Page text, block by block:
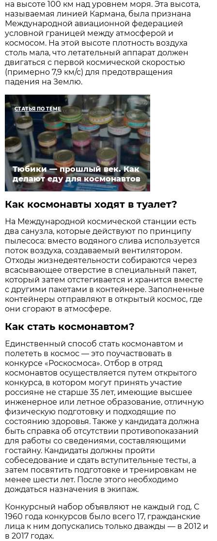
на высоте 100 км над уровнем моря. Эта высота,
называемая линией Кармана, была признана
Международной авиационной федерацией
условной границей между атмосферой и
космосом. На этой высоте плотность воздуха
столь мала, что летательный аппарат должен
двигаться с первой космической скоростью
(примерно 7,9 км/с) для предотвращения
падения на Землю.
СТАТЬЯ ПО ТЕМЕ
Тюбики — прошлый век. Как
делают еду для космонавтов
Как космонавты ходят в туалет?
На Международной космической станции есть
два санузла, которые действуют по принципу
пылесоса: вместо водяного слива используется
поток воздуха, создаваемый вентилятором.
Отходы жизнедеятельности собираются через
всасывающее отверстие в специальный пакет,
который затем отстегивается и хранится вместе
с другими пакетами в контейнере. Заполненные
контейнеры отправляют в открытый космос, где
они сгорают в атмосфере.
Как стать космонавтом?
Единственный способ стать космонавтом и
полететь в космос — это поучаствовать в
конкурсе «Роскосмоса». Отбор в отряд
космонавтов осуществляется путем открытого
конкурса, в котором могут принять участие
россияне не старше 35 лет, имеющие высшее
инженерное или летное образование, отличную
физическую подготовку и подходящие по
состоянию здоровья. Также у кандидата должна
быть справка об отсутствии противопоказаний
для работы со сведениями, составляющими
гостайну. Кандидаты должны пройти
собеседование и сдать вступительные тесты, а
затем посвятить подготовке и тренировкам не
менее шести лет. После этого необходимо
дождаться назначения в экипаж.
Конкурсный набор объявляют не каждый год. С
1960 года конкурсов было всего 17, гражданские
лица к ним допускались только дважды — в 2012 и
в 2017 годах.